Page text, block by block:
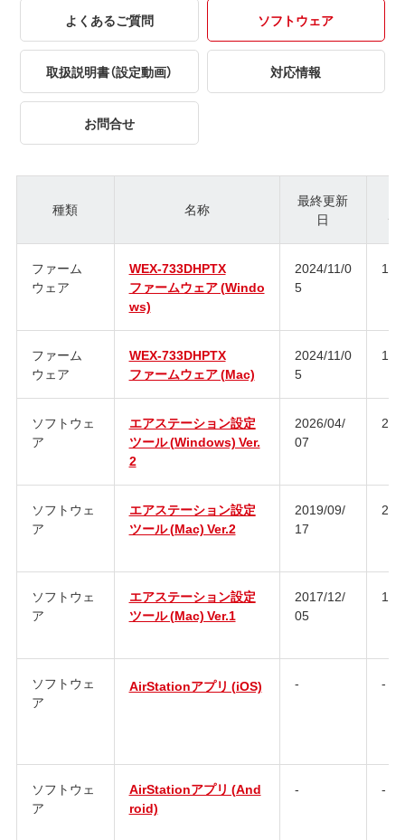
よくあるご質問 ソフトウェア
取扱説明書（設定動画） 対応情報
お問合せ
種類 名称
最終更新
日
ジ
ファーム
ウェア
WEX-733DHPTX
ファームウェア (Windo
ws)
2024/11/0
5
ファーム
ウェア
WEX-733DHPTX
ファームウェア (Mac)
2024/11/0
5
ソフトウェ
ア
エアステーション設定
ツール (Windows) Ver.
2
2026/04/
07
ソフトウェ
ア
エアステーション設定
ツール (Mac) Ver.2
2019/09/
17
ソフトウェ
ア
エアステーション設定
ツール (Mac) Ver.1
2017/12/
05
ソフトウェ
ア
AirStationアプリ (iOS) - -
ソフトウェ
ア
AirStationアプリ (And
roid)
- -